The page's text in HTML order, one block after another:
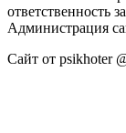
ответственность
Администрация
Сайт от psikhoter